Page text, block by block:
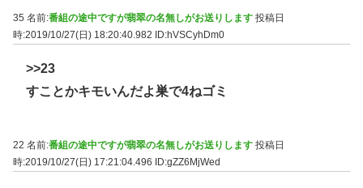
35 名前:番組の途中ですが翡翠の名無しがお送りします 投稿日
時:2019/10/27(日) 18:20:40.982
ID:hVSCyhDm0
>>23
すことかキモいんだよ巣で4ねゴミ
22 名前:番組の途中ですが翡翠の名無しがお送りします 投稿日
時:2019/10/27(日) 17:21:04.496
ID:gZZ6MjWed